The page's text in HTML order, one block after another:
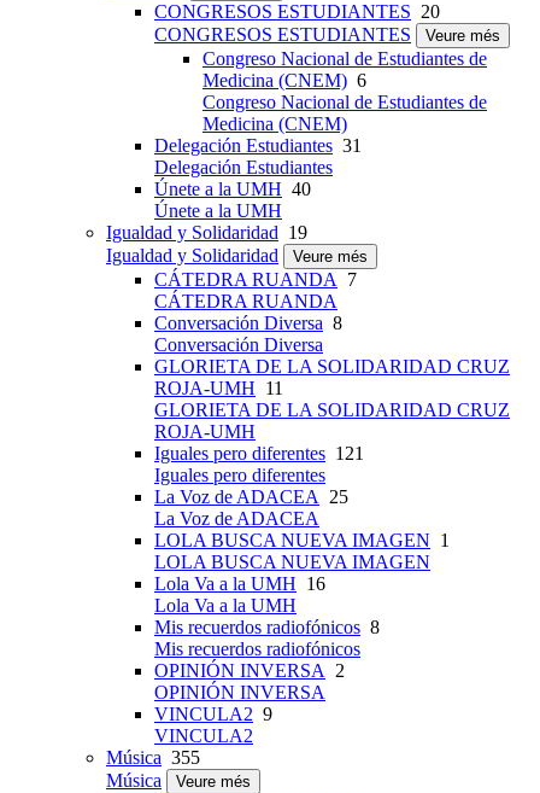
CONGRESOS ESTUDIANTES 20
CONGRESOS ESTUDIANTES
Veure més
Congreso Nacional de Estudiantes de
Medicina (CNEM) 6
Congreso Nacional de Estudiantes de
Medicina (CNEM)
Delegación Estudiantes 31
Delegación Estudiantes
Únete a la UMH 40
Únete a la UMH
Igualdad y Solidaridad 19
Igualdad y Solidaridad
Veure més
CÁTEDRA RUANDA
7
CÁTEDRA RUANDA
Conversación Diversa 8
Conversación Diversa
GLORIETA DE LA SOLIDARIDAD CRUZ
ROJA-UMH 11
GLORIETA DE LA SOLIDARIDAD CRUZ
ROJA-UMH
Iguales pero diferentes 121
Iguales pero diferentes
La Voz de ADACEA
25
La Voz de ADACEA
LOLA BUSCA NUEVA IMAGEN 1
LOLA BUSCA NUEVA IMAGEN
Lola Va a la UMH 16
Lola Va a la UMH
Mis recuerdos radiofónicos 8
Mis recuerdos radiofónicos
OPINIÓN INVERSA
2
OPINIÓN INVERSA
VINCULA2 9
VINCULA2
Música 355
Música
Veure més